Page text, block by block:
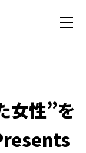
女性”を